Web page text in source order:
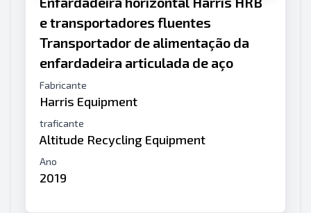
e transportadores fluentes
Transportador de alimentação da
enfardadeira articulada de aço
Fabricante
Harris Equipment
traficante
Altitude Recycling Equipment
Ano
2019